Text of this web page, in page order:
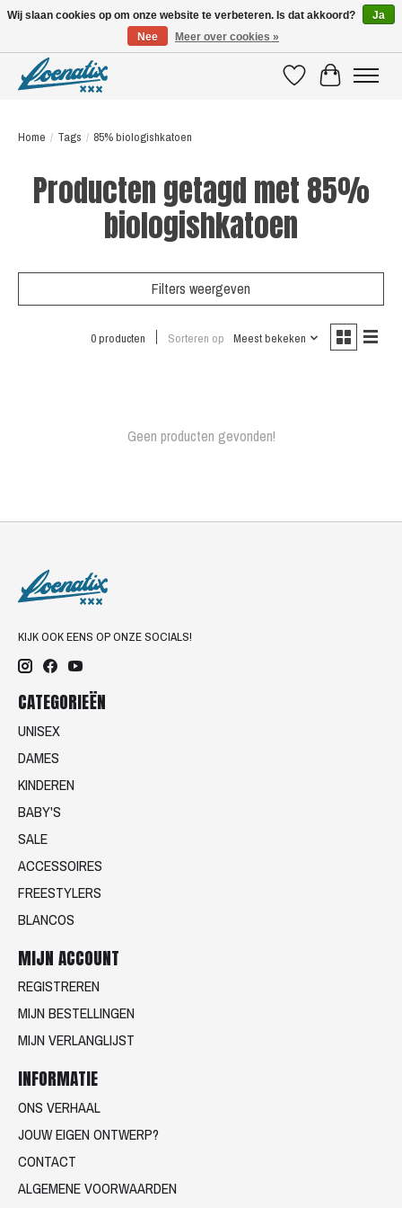
VerlanglijstWinkelwagen
Home / Tags / 85% biologishkatoen
Producten getagd met 85%
biologishkatoen
Filters weergeven
0 producten Sorteren op Meest bekeken
Geen producten gevonden!
KIJK OOK EENS OP ONZE SOCIALS!
CATEGORIEËN
UNISEX
DAMES
KINDEREN
BABY'S
SALE
ACCESSOIRES
FREESTYLERS
BLANCOS
MIJN ACCOUNT
REGISTREREN
MIJN BESTELLINGEN
MIJN VERLANGLIJST
INFORMATIE
ONS VERHAAL
JOUW EIGEN ONTWERP?
CONTACT
ALGEMENE VOORWAARDEN
Wij slaan cookies op om onze website te verbeteren. Is dat akkoord?
Ja
Nee
Meer over cookies »